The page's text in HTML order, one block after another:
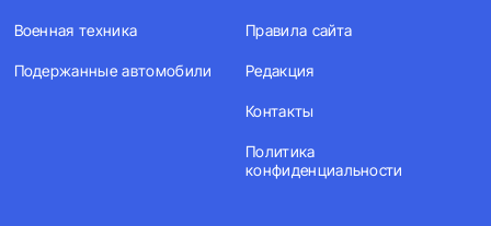
Военная техника
Подержанные автомобили
Правила сайта
Редакция
Контакты
Политика
конфиденциальности